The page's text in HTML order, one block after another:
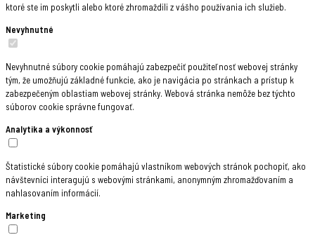
ktoré ste im poskytli alebo ktoré zhromaždili z vášho používania ich služieb.
Nevyhnutné
Nevyhnutné súbory cookie pomáhajú zabezpečiť použiteľnosť webovej stránky
tým, že umožňujú základné funkcie, ako je navigácia po stránkach a prístup k
zabezpečeným oblastiam webovej stránky. Webová stránka nemôže bez týchto
súborov cookie správne fungovať.
Analytika a výkonnosť
Štatistické súbory cookie pomáhajú vlastníkom webových stránok pochopiť, ako
návštevníci interagujú s webovými stránkami, anonymným zhromažďovaním a
nahlasovaním informácií.
Marketing